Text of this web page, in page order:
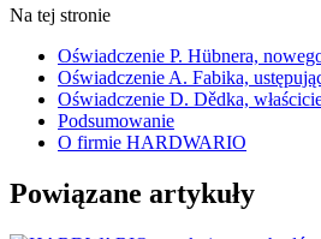
Na tej stronie
Oświadczenie P. Hübnera,
Oświadczenie A. Fabika,
Oświadczenie D. Dědka,
Podsumowanie
O firmie HARDWARIO
Powiązane artykuły